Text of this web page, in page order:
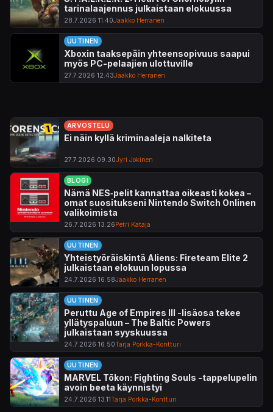
tarinalaajennus julkaistaan elokuussa
28.7.2026 11.40Jaakko Herranen
UUTINEN
Xboxin taaksepäin yhteensopivuus saapui
myös PC-pelaajien ulottuville
27.7.2026 12.43Jaakko Herranen
ARVOSTELU
Ei näin kyllä kriminaaleja nalkiteta
27.7.2026 09.30Jyri Jokinen
BLOGI
Nämä NES‑pelit kannattaa oikeasti kokea –
omat suositukseni Nintendo Switch Onlinen
valikoimista
26.7.2026 13.26 Petri Kataja
UUTINEN
Yhteistyöräiskintä Aliens: Fireteam Elite 2
julkaistaan elokuun lopussa
24.7.2026 16.58Jaakko Herranen
UUTINEN
Peruttu Age of Empires III -lisäosa tekee
yllätyspaluun – The Baltic Powers
julkaistaan syyskuussa
24.7.2026 16.50Tarja Porkka-Kontturi
UUTINEN
MARVEL Tōkon: Fighting Souls -tappelupelin
avoin beeta käynnistyi
24.7.2026 13.11Tarja Porkka-Kontturi